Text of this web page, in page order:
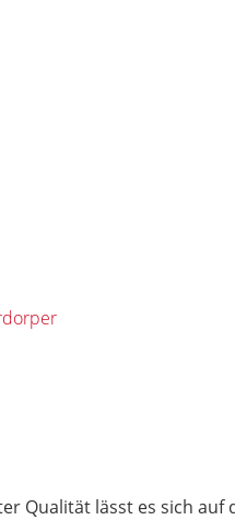
Qualität lässt es sich auf